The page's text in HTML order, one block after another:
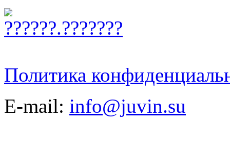
Политика
E-mail: info@juvin.su